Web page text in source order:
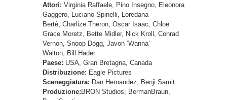
Attori: Virginia Raffaele, Pino Insegno, Eleonora
Gaggero, Luciano Spinelli, Loredana
Bertè, Charlize Theron, Oscar Isaac, Chloë
Grace Moretz, Bette Midler, Nick Kroll, Conrad
Vernon, Snoop Dogg, Javon ‘Wanna’
Walton, Bill Hader
Paese: USA, Gran Bretagna, Canada
Distribuzione: Eagle Pictures
Sceneggiatura: Dan Hernandez, Benji Samit
Produzione: BRON Studios, BermanBraun,